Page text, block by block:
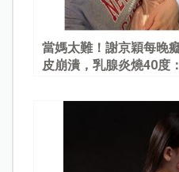
當媽太難！謝京穎每晚
皮崩潰，乳腺炎燒40度